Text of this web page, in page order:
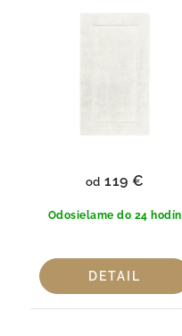
Graccioza
Odosielame do 24 hodín
od 119 €
DETAIL